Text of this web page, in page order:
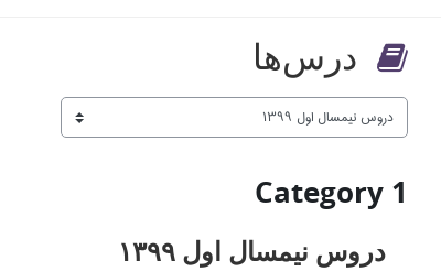
درس‌ها
Category 1
دروس نيمسال اول ۱۳۹۹